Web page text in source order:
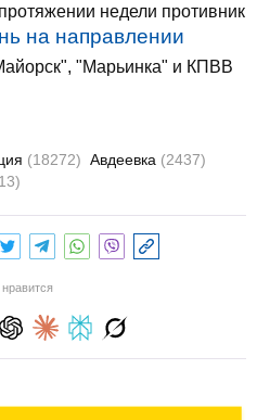
недели противник
на направлении
"Марьинка" и КПВВ
(18272) Авдеевка (2437)